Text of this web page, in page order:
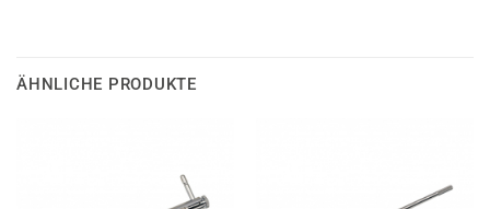
ÄHNLICHE PRODUKTE